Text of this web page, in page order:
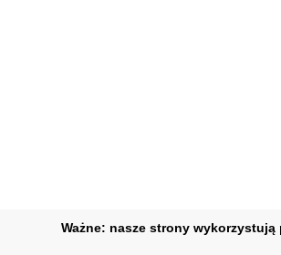
Ważne: nasze strony